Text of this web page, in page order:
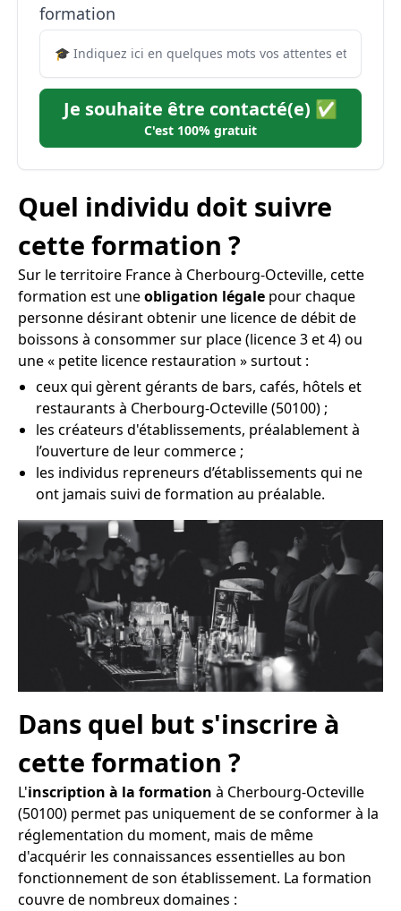
formation
Je souhaite être contacté(e) ✅
C'est 100% gratuit
Quel individu doit suivre
cette formation ?
Sur le territoire France à Cherbourg-Octeville, cette
formation est uneobligation légale pour chaque
personne désirant obtenir une licence de débit de
boissons à consommer sur place (licence 3 et 4) ou
une « petite licence restauration » surtout :
ceux qui gèrent gérants de bars, cafés, hôtels et
restaurants à Cherbourg-Octeville (50100) ;
les créateurs d'établissements, préalablement à
l’ouverture de leur commerce ;
les individus repreneurs d’établissements qui ne
ont jamais suivi de formation au préalable.
Dans quel but s'inscrire à
cette formation ?
L'inscription à la formation à Cherbourg-Octeville
(50100) permet pas uniquement de se conformer à la
réglementation du moment, mais de même
d'acquérir les connaissances essentielles au bon
fonctionnement de son établissement. La formation
couvre de nombreux domaines :